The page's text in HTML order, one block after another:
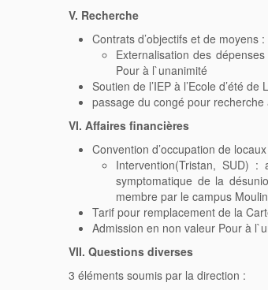
V. Recherche
Contrats d’objectifs et de moyens
Externalisation des
Pour à l`unanimité
Soutien de l’IEP à l’Ecole d’été
passage du congé pour
VI. Affaires financières
Convention d’occupation de
Intervention(Tristan, SUD)
symptomatique de la
membre par le campus
Tarif pour remplacement de la
Admission en non valeur Pour à
VII. Questions diverses
3 éléments soumis par la direction :